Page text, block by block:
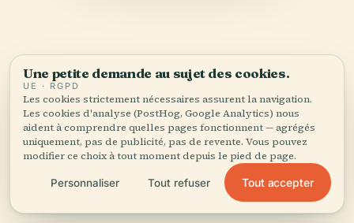
SOURCES
Vérifié,et montré.
Recherché et rédigé par l'équipe éditoriale d'Audiala à
partir d'archives historiques, d'archives architecturales
Une petite demande au sujet des cookies.
UE · RGPD
Les cookies strictement nécessaires assurent la navigation.
Les cookies d'analyse (PostHog, Google Analytics) nous
aident à comprendre quelles pages fonctionnent — agrégés
uniquement, pas de publicité, pas de revente. Vous pouvez
modifier ce choix à tout moment depuis le pied de page.
Personnaliser Tout refuser Tout accepter